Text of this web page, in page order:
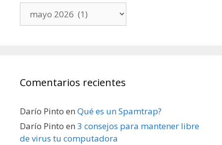
Comentarios recientes
Darío Pinto en Qué es un Spamtrap?
Darío Pinto en 3 consejos para mantener libre
de virus tu computadora